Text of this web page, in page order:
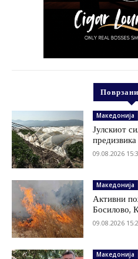
Македонија
Јулскиот
09.08.2026
Македонија
Активни
Босилово,
09.08.2026
Македонија